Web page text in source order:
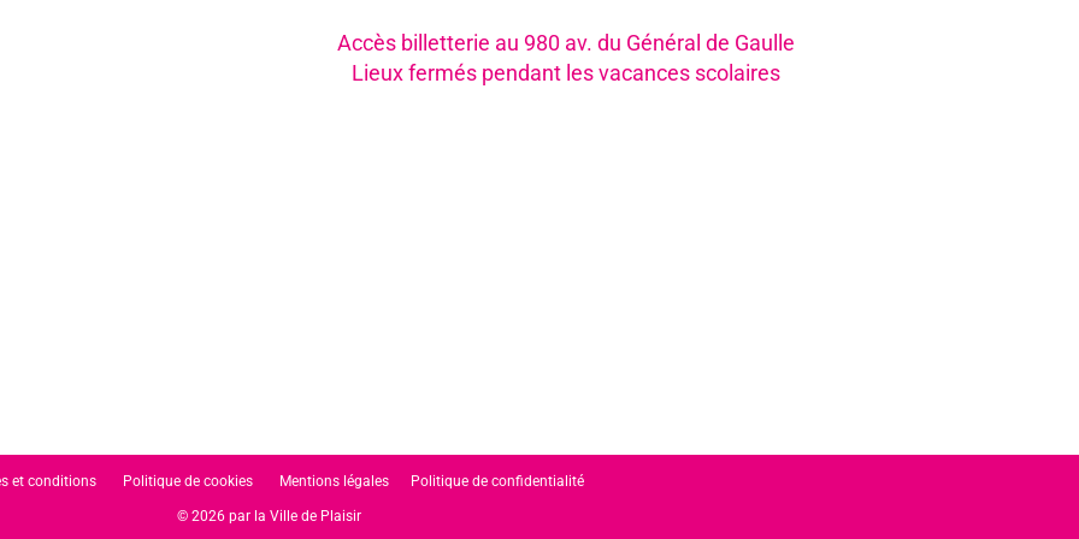
Accès billetterie au 980 av. du Général de Gaulle
Lieux fermés pendant les vacances scolaires
et conditions Politique de cookies Mentions légales Politique de confidentialité
© 2026 par la Ville de Plaisir